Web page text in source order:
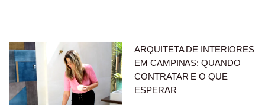
ARQUITETA DE INTERIORES
EM CAMPINAS: QUANDO
CONTRATAR E O QUE
ESPERAR